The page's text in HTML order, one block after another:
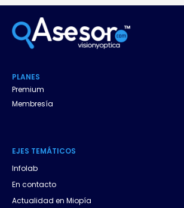
PLANES
Premium
Membresía
EJES.TEMÁTICOS
Infolab
En contacto
Actualidad en Miopía